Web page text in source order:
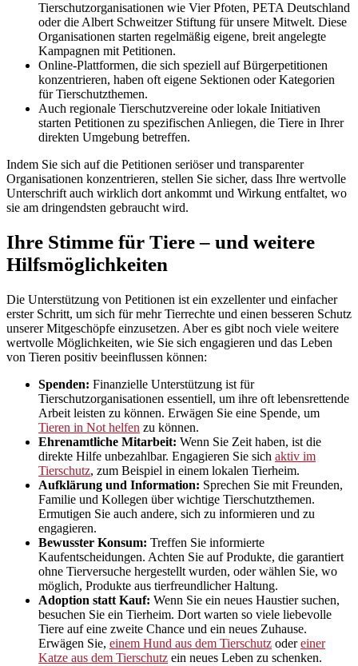
Tierschutzorganisationen wie Vier Pfoten, PETA Deutschland
oder die Albert Schweitzer Stiftung für unsere Mitwelt. Diese
Organisationen starten regelmäßig eigene, breit angelegte
Kampagnen mit Petitionen.
Online-Plattformen, die sich speziell auf Bürgerpetitionen
konzentrieren, haben oft eigene Sektionen oder Kategorien
für Tierschutzthemen.
Auch regionale Tierschutzvereine oder lokale Initiativen
starten Petitionen zu spezifischen Anliegen, die Tiere in Ihrer
direkten Umgebung betreffen.
Indem Sie sich auf die Petitionen seriöser und transparenter
Organisationen konzentrieren, stellen Sie sicher, dass Ihre wertvolle
Unterschrift auch wirklich dort ankommt und Wirkung entfaltet, wo
sie am dringendsten gebraucht wird.
Ihre Stimme für Tiere – und weitere
Hilfsmöglichkeiten
Die Unterstützung von Petitionen ist ein exzellenter und einfacher
erster Schritt, um sich für mehr Tierrechte und einen besseren Schutz
unserer Mitgeschöpfe einzusetzen. Aber es gibt noch viele weitere
wertvolle Möglichkeiten, wie Sie sich engagieren und das Leben
von Tieren positiv beeinflussen können:
Spenden: Finanzielle Unterstützung ist für
Tierschutzorganisationen essentiell, um ihre oft lebensrettende
Arbeit leisten zu können. Erwägen Sie eine Spende, um
Tieren in Not helfen zu können.
Ehrenamtliche Mitarbeit: Wenn Sie Zeit haben, ist die
direkte Hilfe unbezahlbar. Engagieren Sie sich aktiv im
Tierschutz, zum Beispiel in einem lokalen Tierheim.
Aufklärung und Information: Sprechen Sie mit Freunden,
Familie und Kollegen über wichtige Tierschutzthemen.
Ermutigen Sie auch andere, sich zu informieren und zu
engagieren.
Bewusster Konsum: Treffen Sie informierte
Kaufentscheidungen. Achten Sie auf Produkte, die garantiert
ohne Tierversuche hergestellt wurden, oder wählen Sie, wo
möglich, Produkte aus tierfreundlicher Haltung.
Adoption statt Kauf: Wenn Sie ein neues Haustier suchen,
besuchen Sie ein Tierheim. Dort warten so viele liebevolle
Tiere auf eine zweite Chance und ein neues Zuhause.
Erwägen Sie, einem Hund aus dem Tierschutz odereiner
Katze aus dem Tierschutz ein neues Leben zu schenken.